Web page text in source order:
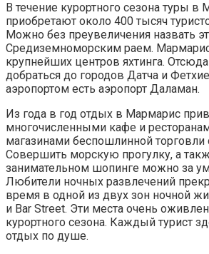
В течение курортного сезона туры в
приобретают около 400 тысяч
Можно без преувеличения назвать
Средиземноморским раем.
крупнейших центров яхтинга.
добраться до городов Датча и
аэропортом есть аэропорт Даламан.
Из года в год отдых в Мармарис
многочисленными кафе и
магазинами беспошлинной торговли
Совершить морскую прогулку, а
занимательном шопинге можно за
Любители ночных развлечений
время в одной из двух зон ночной
и Bar Street. Эти места очень
курортного сезона. Каждый турист
отдых по душе.